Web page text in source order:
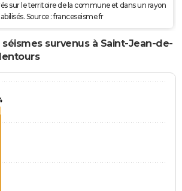
sur le territoire de la commune et dans un rayon
Source : franceseisme.fr
survenus à Saint-Jean-de-